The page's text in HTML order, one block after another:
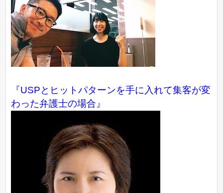
『USPとヒットパターンを手に入れて集客が変
わった弁護士の場合』